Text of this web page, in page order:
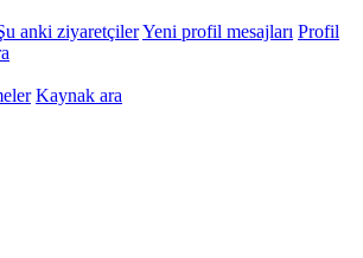
anki ziyaretçilerYeni profil mesajları Profil
Kaynak ara